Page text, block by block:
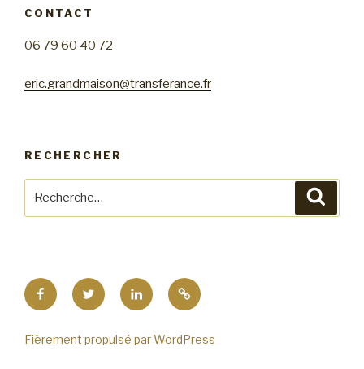
CONTACT
06 79 60 40 72
eric.grandmaison@transferance.fr
RECHERCHER
FacebookTwitter Linkedin
Fièrement propulsé par WordPress